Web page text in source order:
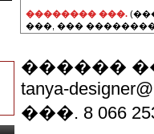
�������� ���.
���, ���
������
tanya-
���. 8 066